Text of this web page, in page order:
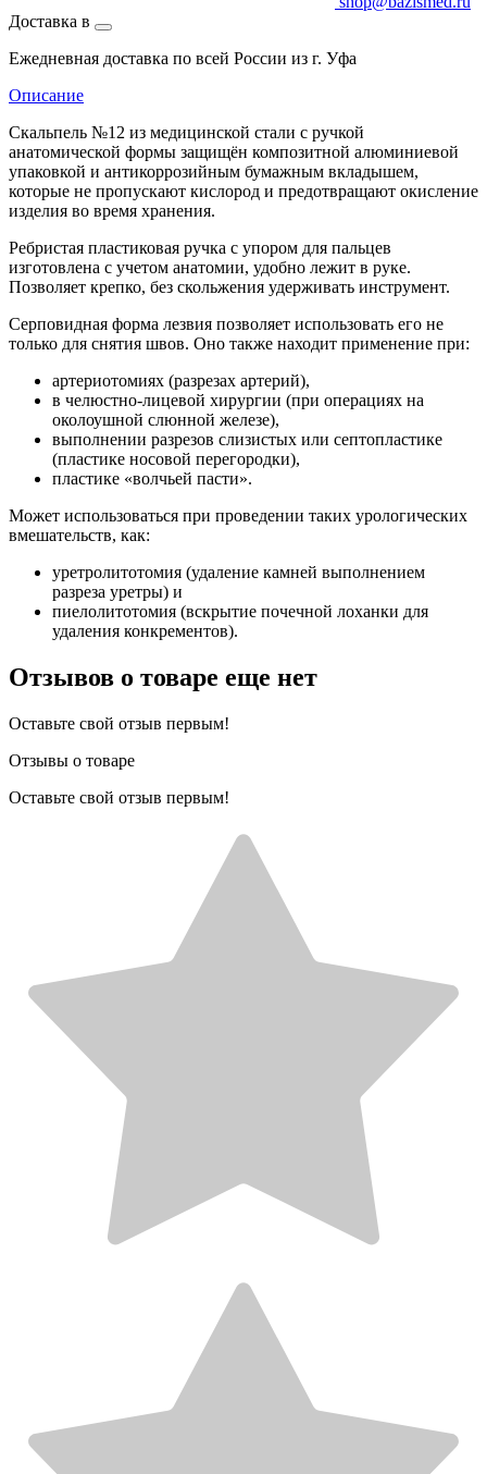
Доставка в
Ежедневная доставка по всей России из г. Уфа
Описание
Скальпель №12 из медицинской стали с ручкой
анатомической формы защищён композитной алюминиевой
упаковкой и антикоррозийным бумажным вкладышем,
которые не пропускают кислород и предотвращают окисление
изделия во время хранения.
Ребристая пластиковая ручка с упором для пальцев
изготовлена с учетом анатомии, удобно лежит в руке.
Позволяет крепко, без скольжения удерживать инструмент.
Серповидная форма лезвия позволяет использовать его не
только для снятия швов. Оно также находит применение при:
артериотомиях (разрезах артерий),
в челюстно-лицевой хирургии (при операциях на
околоушной слюнной железе),
выполнении разрезов слизистых или септопластике
(пластике носовой перегородки),
пластике «волчьей пасти».
Может использоваться при проведении таких урологических
вмешательств, как:
уретролитотомия (удаление камней выполнением
разреза уретры) и
пиелолитотомия (вскрытие почечной лоханки для
удаления конкрементов).
Отзывов о товаре еще нет
Оставьте свой отзыв первым!
Отзывы о товаре
Оставьте свой отзыв первым!